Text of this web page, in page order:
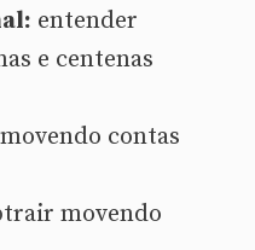
entender
e centenas
contas
movendo